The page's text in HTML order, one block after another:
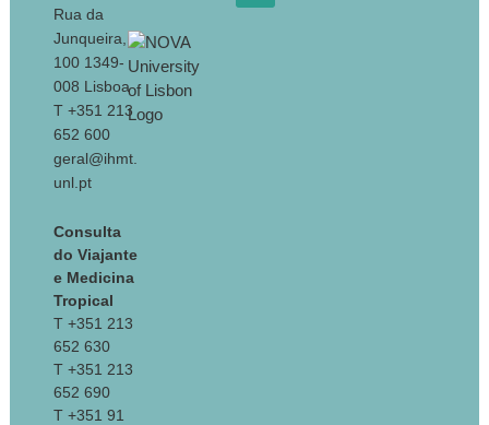
Rua da
Junqueira,
100 1349-
008 Lisboa
T +351 213
652 600
geral@ihmt.
unl.pt
Consulta
do Viajante
e Medicina
Tropical
T +351 213
652 630
T +351 213
652 690
T +351 91